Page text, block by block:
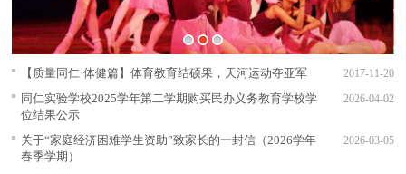
1 2 3
【质量同仁·体健篇】体育教育结硕果，天河运动夺亚军 2017-11-20
同仁实验学校2025学年第二学期购买民办义务教育学校学
位结果公示
2026-04-02
关于“家庭经济困难学生资助”致家长的一封信（2026学年
春季学期）
2026-03-05